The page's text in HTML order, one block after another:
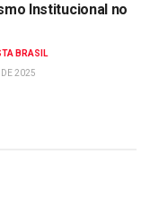
Institucional no
BRASIL
2025